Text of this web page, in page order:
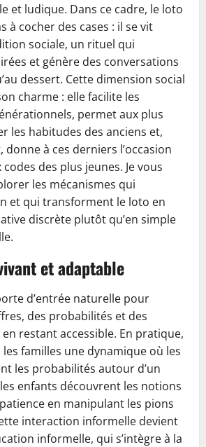
et ludique. Dans ce cadre, le loto
à cocher des cases : il se vit
sociale, un rituel qui
et génère des conversations
dessert. Cette dimension social
charme : elle facilite les
permet aux plus
les habitudes des anciens et,
à ces derniers l’occasion
codes des plus jeunes. Je vous
les mécanismes qui
et qui transforment le loto en
discrète plutôt qu’en simple
et adaptable
d’entrée naturelle pour
des probabilités et des
restant accessible. En pratique,
familles une dynamique où les
les probabilités autour d’un
enfants découvrent les notions
en manipulant les pions
interaction informelle devient
informelle, qui s’intègre à la